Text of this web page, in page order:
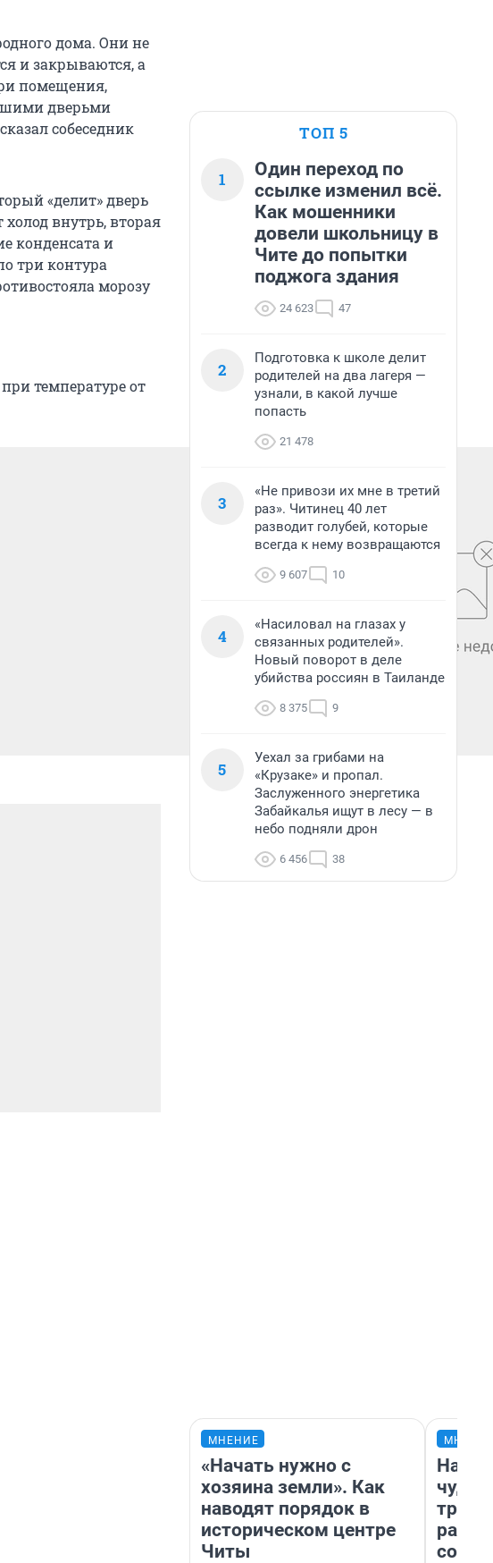
дома. Они не
и закрываются, а
помещения,
дверьми
собеседник
«делит» дверь
внутрь, вторая
конденсата и
три контура
морозу
температуре от
ТОП 5
1
Один переход по
ссылке изменил всё.
Как мошенники
довели школьницу в
Чите до попытки
поджога здания
24 623 47
2
Подготовка к школе делит
родителей на два лагеря —
узнали, в какой лучше
попасть
21 478
3
«Не привози их мне в третий
раз». Читинец 40 лет
разводит голубей, которые
всегда к нему возвращаются
9 607 10
4
«Насиловал на глазах у
связанных родителей».
Новый поворот в деле
убийства россиян в Таиланде
8 375 9
5
Уехал за грибами на
«Крузаке» и пропал.
Заслуженного энергетика
Забайкалья ищут в лесу — в
небо подняли дрон
6 456 38
МНЕНИЕ
«Начать нужно с
хозяина земли». Как
наводят порядок в
историческом центре
Читы